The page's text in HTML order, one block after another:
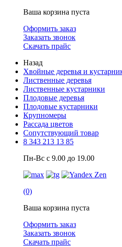
Ваша корзина пуста
Оформить заказ
Заказать звонок
Скачать прайс
Назад
Хвойные деревья и
Лиственные деревья
Лиственные кустарники
Плодовые деревья
Плодовые кустарники
Крупномеры
Рассада цветов
Сопутствующий товар
8 343 213 13 85
Пн-Вс с 9.00 до 19.00
(0)
Ваша корзина пуста
Оформить заказ
Заказать звонок
Скачать прайс